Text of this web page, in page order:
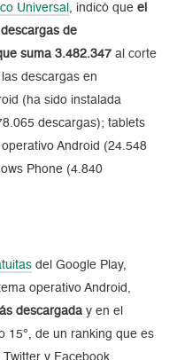
Universal , indicó queel
de
suma 3.482.347 al corte
descargas en
(ha sido instalada
descargas); tablets
Android (24.548
Phone (4.840
del Google Play,
operativo Android,
descargada y en el
15°, de un ranking que es
y Facebook.